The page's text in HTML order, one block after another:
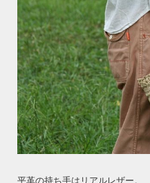
平革の持ち手はリアルレザー。